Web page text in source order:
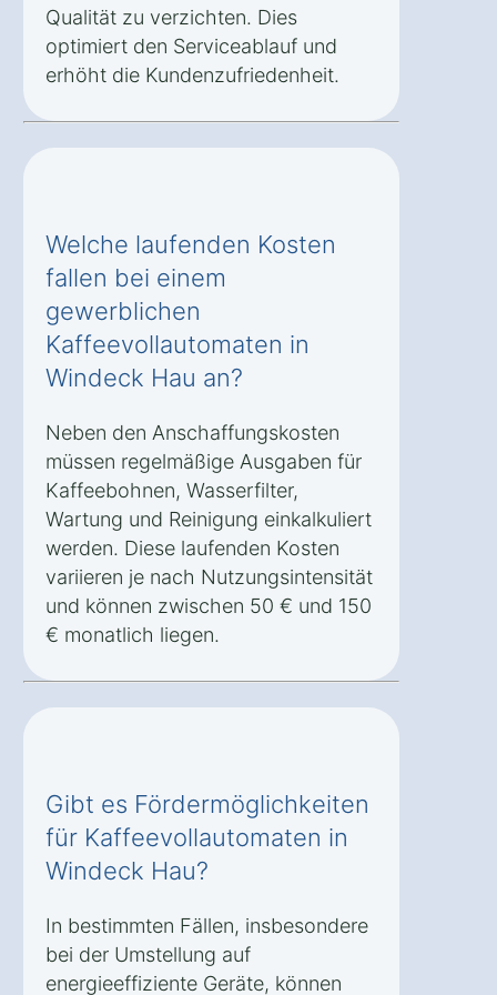
Qualität zu verzichten. Dies
optimiert den Serviceablauf und
erhöht die Kundenzufriedenheit.
Welche laufenden Kosten
fallen bei einem
gewerblichen
Kaffeevollautomaten in
Windeck Hau an?
Neben den Anschaffungskosten
müssen regelmäßige Ausgaben für
Kaffeebohnen, Wasserfilter,
Wartung und Reinigung einkalkuliert
werden. Diese laufenden Kosten
variieren je nach Nutzungsintensität
und können zwischen 50 € und 150
€ monatlich liegen.
Gibt es Fördermöglichkeiten
für Kaffeevollautomaten in
Windeck Hau?
In bestimmten Fällen, insbesondere
bei der Umstellung auf
energieeffiziente Geräte, können